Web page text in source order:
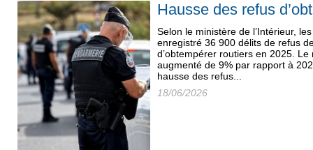
Hausse des refus
Selon le ministère de l’Intérieur,
enregistré 36 900 délits de refus
d’obtempérer routiers en 2025.
augmenté de 9% par rapport à
hausse des refus...
18/06/2026